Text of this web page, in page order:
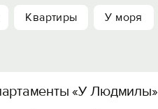
Квартиры У моря
«У Людмилы»